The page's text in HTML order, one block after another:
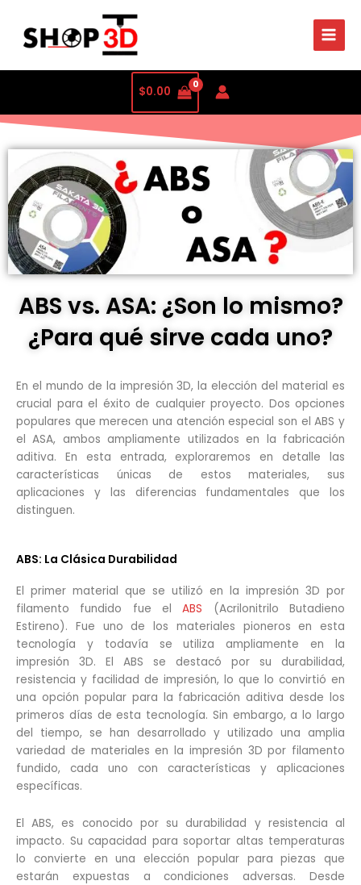
$0.00
ABS vs. ASA: ¿Son lo mismo?
¿Para qué sirve cada uno?
En el mundo de la impresión 3D, la elección del material es
crucial para el éxito de cualquier proyecto. Dos opciones
populares que merecen una atención especial son el ABS y
el ASA, ambos ampliamente utilizados en la fabricación
aditiva. En esta entrada, exploraremos en detalle las
características únicas de estos materiales, sus
aplicaciones y las diferencias fundamentales que los
distinguen.
ABS: La Clásica Durabilidad
El primer material que se utilizó en la impresión 3D por
filamento fundido fue elABS (Acrilonitrilo Butadieno
Estireno). Fue uno de los materiales pioneros en esta
tecnología y todavía se utiliza ampliamente en la
impresión 3D. El ABS se destacó por su durabilidad,
resistencia y facilidad de impresión, lo que lo convirtió en
una opción popular para la fabricación aditiva desde los
primeros días de esta tecnología. Sin embargo, a lo largo
del tiempo, se han desarrollado y utilizado una amplia
variedad de materiales en la impresión 3D por filamento
fundido, cada uno con características y aplicaciones
específicas.
El ABS, es conocido por su durabilidad y resistencia al
impacto. Su capacidad para soportar altas temperaturas
lo convierte en una elección popular para piezas que
estarán expuestas a condiciones adversas. Desde